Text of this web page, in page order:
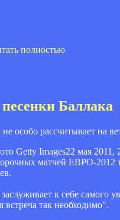
полностью
Баллака
особо рассчитывает на
Getty Images22 мая 2011,
матчей ЕВРО-2012
к себе
так необходимо".